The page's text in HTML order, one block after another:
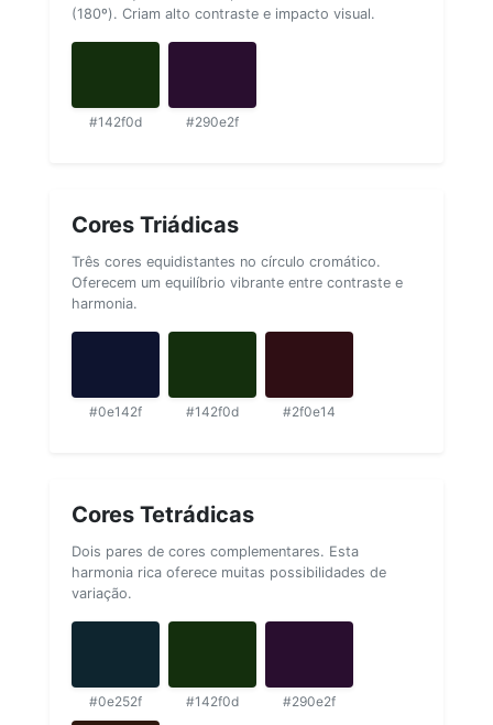
(180º). Criam alto contraste e impacto visual.
#142f0d #290e2f
Cores Triádicas
Três cores equidistantes no círculo cromático.
Oferecem um equilíbrio vibrante entre contraste e
harmonia.
#0e142f #142f0d #2f0e14
Cores Tetrádicas
Dois pares de cores complementares. Esta
harmonia rica oferece muitas possibilidades de
variação.
#0e252f #142f0d #290e2f